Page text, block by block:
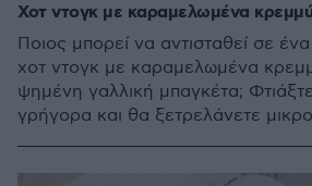
Χοτ ντογκ με καραμελωμένα
Ποιος μπορεί να αντισταθεί σε
χοτ ντογκ με καραμελωμένα
ψημένη γαλλική μπαγκέτα;
γρήγορα και θα ξετρελάνετε